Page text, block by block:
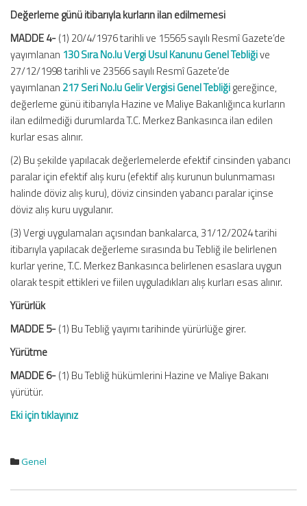
Değerleme günü itibarıyla kurların ilan edilmemesi
MADDE 4-(1) 20/4/1976 tarihli ve 15565 sayılı Resmî Gazete’de
yayımlanan 130 Sıra No.lu Vergi Usul Kanunu Genel Tebliğive
27/12/1998 tarihli ve 23566 sayılı Resmî Gazete’de
yayımlanan 217 Seri No.lu Gelir Vergisi Genel Tebliğigereğince,
değerleme günü itibarıyla Hazine ve Maliye Bakanlığınca kurların
ilan edilmediği durumlarda T.C. Merkez Bankasınca ilan edilen
kurlar esas alınır.
(2) Bu şekilde yapılacak değerlemelerde efektif cinsinden yabancı
paralar için efektif alış kuru (efektif alış kurunun bulunmaması
halinde döviz alış kuru), döviz cinsinden yabancı paralar içinse
döviz alış kuru uygulanır.
(3) Vergi uygulamaları açısından bankalarca, 31/12/2024 tarihi
itibarıyla yapılacak değerleme sırasında bu Tebliğ ile belirlenen
kurlar yerine, T.C. Merkez Bankasınca belirlenen esaslara uygun
olarak tespit ettikleri ve fiilen uyguladıkları alış kurları esas alınır.
Yürürlük
MADDE 5-(1) Bu Tebliğ yayımı tarihinde yürürlüğe girer.
Yürütme
MADDE 6-(1) Bu Tebliğ hükümlerini Hazine ve Maliye Bakanı
yürütür.
Eki için tıklayınız
Genel